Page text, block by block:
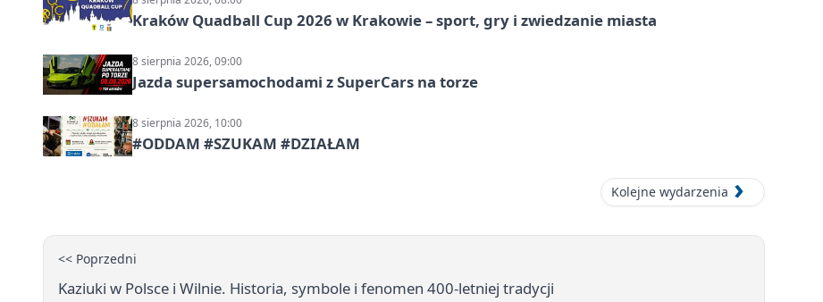
Kraków Quadball Cup 2026 w Krakowie – sport, gry i zwiedzanie miasta
8 sierpnia 2026, 09:00
Jazda supersamochodami z SuperCars na torze
8 sierpnia 2026, 10:00
#ODDAM #SZUKAM #DZIAŁAM
Kolejne wydarzenia
<< Poprzedni
Kaziuki w Polsce i Wilnie. Historia, symbole i fenomen 400-letniej tradycji